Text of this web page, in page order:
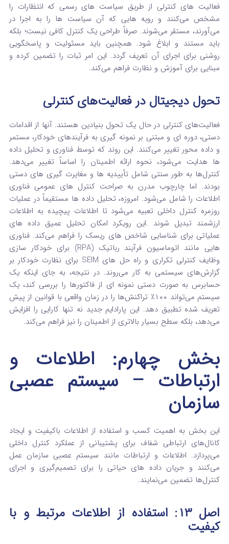
فعالیت‌ های کنترلی از طریق سیاست‌ های رسمی که انتظارات را
مشخص می‌کنند و رویه‌ هایی که آن سیاست‌ ها را به اجرا در
می‌آورند، مستقر می‌شوند. صرفاً طراحی یک کنترل کافی نیست؛ بلکه
باید مستند و ابلاغ شود. همچنین باید مسئولیت و پاسخگویی
روشنی برای اجرای آن تعریف گردد. این امر ثبات را تضمین کرده و
مبنایی برای آموزش و نظارت فراهم می‌کند.
تحول دیجیتال در فعالیت‌های کنترلی
فعالیت‌های کنترلی در حال یک تحول بنیادین هستند. آنها از اقدامات
دستی، دوره‌ ای و مبتنی بر نمونه‌ گیری به فرآیندهای خودکار، مستمر
و داده‌ محور تغییر می‌کنند. این روند که توسط فناوری و تحلیل داده‌
ها هدایت می‌شود، نحوه ارائه اطمینان را اساساً تغییر می‌دهد.
کنترل‌ها به طور سنتی شامل تأییدیه‌ ها و مغایرت‌ گیری‌ های دستی
بودند. اما چارچوب مدرن به صراحت کنترل‌ های عمومی فناوری
اطلاعات را شامل می‌شود. امروزه، تحلیل داده‌ ها مستقیماً در عملیات
روزمره کنترل داخلی تعبیه می‌شود تا اطلاعات پیچیده به اطلاعات
ارزشمند تبدیل شوند .این رویکرد امکان تحلیل عمیق داده‌ های
عملیاتی برای شناسایی شاخص‌ های ریسک را فراهم می‌کند. فناوری‌
هایی مانند اتوماسیون فرآیند رباتیک (RPA) برای خودکار سازی
وظایف کنترلی تکراری و راه‌ حل‌ های SEIM برای نظارت خودکار بر
گزارش‌های سیستمی به کار می‌روند. در نتیجه، به جای اینکه یک
حسابرس به صورت دستی نمونه‌ ای از فاکتورها را بررسی کند، یک
سیستم می‌تواند ۱۰۰٪ تراکنش‌ها را در زمان واقعی با قوانین از پیش
تعریف‌ شده تطبیق دهد. این پارادایم جدید نه تنها کارایی را افزایش
می‌دهد، بلکه سطح بسیار بالاتری از اطمینان را نیز فراهم می‌کند.
بخش چهارم: اطلاعات و
ارتباطات – سیستم عصبی
سازمان
این بخش به اهمیت کسب و استفاده از اطلاعات باکیفیت و ایجاد
کانال‌های ارتباطی شفاف برای پشتیبانی از عملکرد کنترل داخلی
می‌پردازد. اطلاعات و ارتباطات مانند سیستم عصبی سازمان عمل
می‌کنند و جریان داده‌ های حیاتی را برای تصمیم‌گیری و اجرای
کنترل‌ها تضمین می‌نمایند.
اصل ۱۳: استفاده از اطلاعات مرتبط و با
کیفیت